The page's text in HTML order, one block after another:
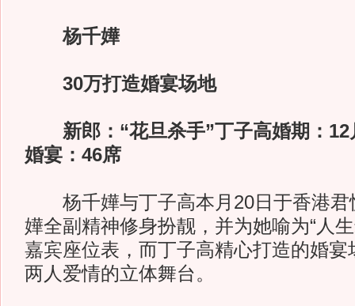
杨千嬅
30万打造婚宴场地
新郎：“花旦杀手”丁子高婚期：
婚宴：46席
杨千嬅与丁子高本月20日于香港君
嬅全副精神修身扮靓，并为她喻为“人
嘉宾座位表，而丁子高精心打造的婚宴
两人爱情的立体舞台。